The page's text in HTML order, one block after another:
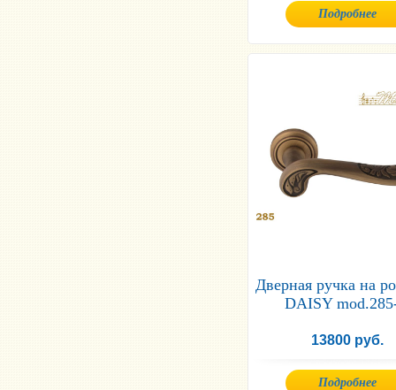
Подробнее
Дверная ручка на
DAISY
13800 руб.
Подробнее